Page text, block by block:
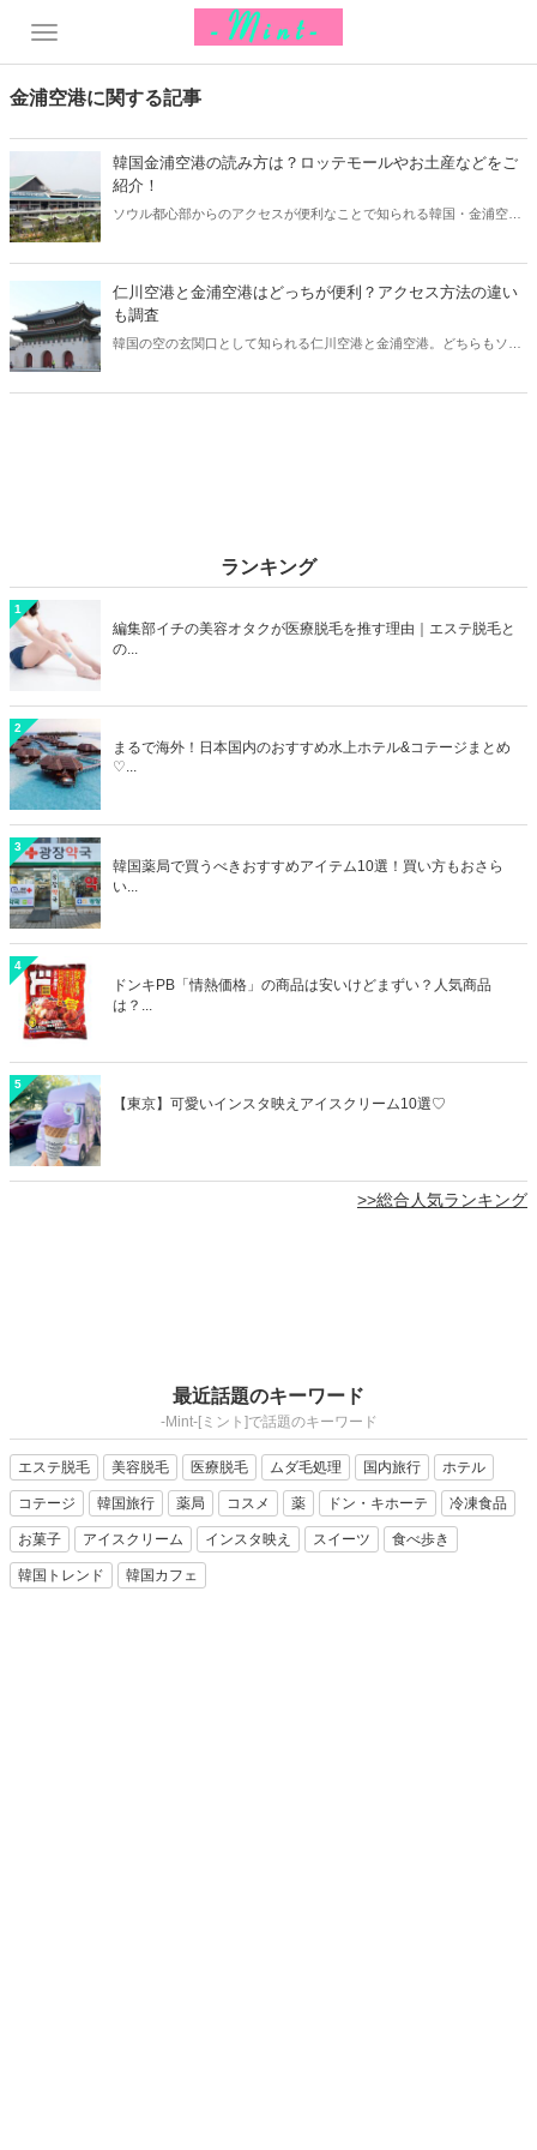
金浦空港に関する記事
韓国金浦空港の読み方は？ロッテモールやお土産などをご
紹介！
ソウル都心部からのアクセスが便利なことで知られる韓国・金浦空
接するロッテモールやおすすめのお土産などをご紹介します！
仁川空港と金浦空港はどっちが便利？アクセス方法の違い
も調査
韓国の空の玄関口として知られる仁川空港と金浦空港。どちらもソウ
ランキング
1
編集部イチの美容オタクが医療脱毛を推す理由｜エステ脱毛と
の...
2
まるで海外！日本国内のおすすめ水上ホテル&コテージまとめ
♡...
3
韓国薬局で買うべきおすすめアイテム10選！買い方もおさら
い...
4
ドンキPB「情熱価格」の商品は安いけどまずい？人気商品
は？...
5
【東京】可愛いインスタ映えアイスクリーム10選♡
>>総合人気ランキング
最近話題のキーワード
-Mint-[ミント]で話題のキーワード
エステ脱毛 美容脱毛 医療脱毛 ムダ毛処理 国内旅行 ホテル
コテージ 韓国旅行 薬局 コスメ 薬 ドン・キホーテ 冷凍食品
お菓子 アイスクリーム インスタ映え スイーツ 食べ歩き
韓国トレンド 韓国カフェ